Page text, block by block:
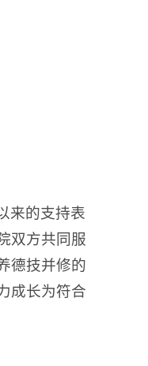
来的支持表
双方共同服
德技并修的
成长为符合